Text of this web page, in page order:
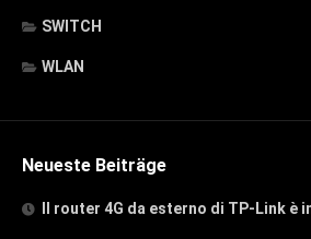
SWITCH
WLAN
Neueste Beiträge
Il router 4G da esterno di TP-Link è